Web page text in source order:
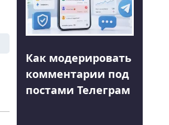
Как модерировать
комментарии под
постами Телеграм